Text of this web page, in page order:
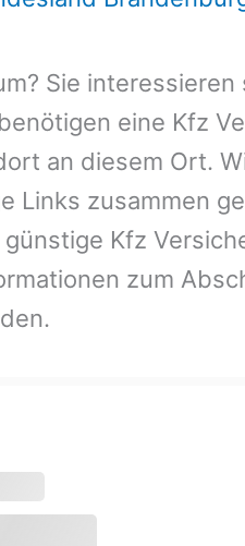
Sie interessieren
eine Kfz
an diesem Ort.
Links zusammen
Kfz
zum